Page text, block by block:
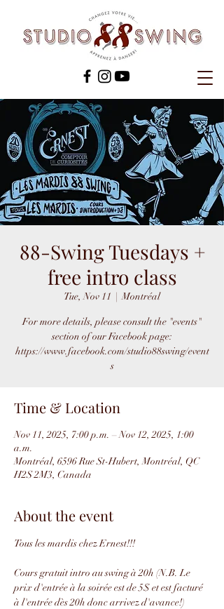
88-Swing Tuesdays +
free intro class
Tue, Nov 11
  |
Montréal
For more details, please consult the "events"
section of our Facebook page:
https://www.facebook.com/studio88swing/event
s
Time & Location
Nov 11, 2025, 7:00 p.m. – Nov 12, 2025, 1:00
a.m.
Montréal, 6596 Rue St-Hubert, Montréal, QC
H2S 2M3, Canada
About the event
Tous les mardis chez Ernest!!!
Cours gratuit intro au swing à 20h (N.B. Le
prix d'entrée à la soirée est de 5$ et est facturé
à l'entrée dès 20h donc arrivez d'avance!)